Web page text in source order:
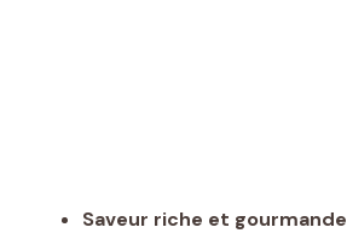
Saveur riche et gourmande